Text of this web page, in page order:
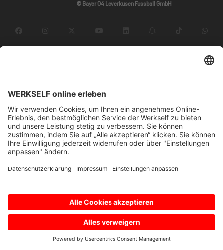
© Bayer 04 Leverkusen Fussball GmbH